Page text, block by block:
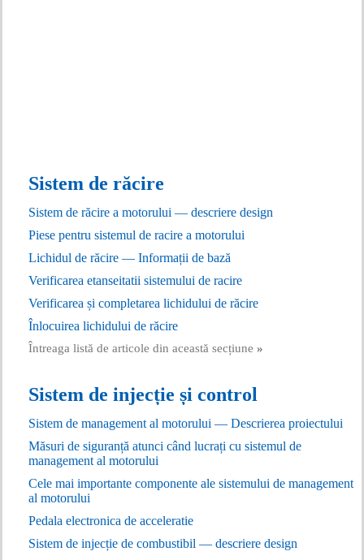
Sistem de răcire
Sistem de răcire a motorului — descriere design
Piese pentru sistemul de racire a motorului
Lichidul de răcire — Informații de bază
Verificarea etanseitatii sistemului de racire
Verificarea și completarea lichidului de răcire
Înlocuirea lichidului de răcire
Întreaga listă de articole din această secțiune »
Sistem de injecție și control
Sistem de management al motorului — Descrierea proiectului
Măsuri de siguranță atunci când lucrați cu sistemul de
management al motorului
Cele mai importante componente ale sistemului de management
al motorului
Pedala electronica de acceleratie
Sistem de injecție de combustibil — descriere design